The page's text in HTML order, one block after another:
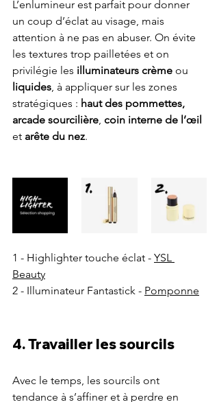
L’enlumineur est parfait pour donner
un coup d’éclat au visage, mais
attention à ne pas en abuser. On évite
les textures trop pailletées et on
privilégie les illuminateurs crème ou
liquides , à appliquer sur les zones
stratégiques : haut des pommettes,
arcade sourcilière coin interne de l’œil
et arête du nez.
1 - Highlighter touche éclat - YSL
Beauty
2 - Illuminateur Fantastick - Pomponne
4. Travailler les sourcils
Avec le temps, les sourcils ont
tendance à s’affiner et à perdre en